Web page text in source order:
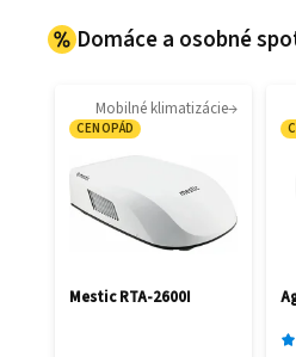
Domáce a osobné
Mobilné klimatizácie
CENOPÁD
Mestic RTA-2600I